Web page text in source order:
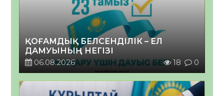
ҚОҒАМДЫҚ БЕЛСЕНДІЛІК – ЕЛ
ДАМУЫНЫҢ НЕГІЗІ
06.08.2026
18 0